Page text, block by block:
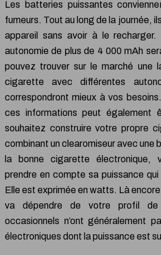
Les batteries puissantes
fumeurs. Tout au long de la journée,
appareil sans avoir à le
autonomie de plus de 4 000 mAh
pouvez trouver sur le marché une
cigarette avec différentes
correspondront mieux à vos
ces informations peut également
souhaitez construire votre propre
combinant un clearomiseur avec une
la bonne cigarette électronique,
prendre en compte sa puissance
Elle est exprimée en watts. Là
va dépendre de votre profil de
occasionnels n’ont généralement
électroniques dont la puissance est